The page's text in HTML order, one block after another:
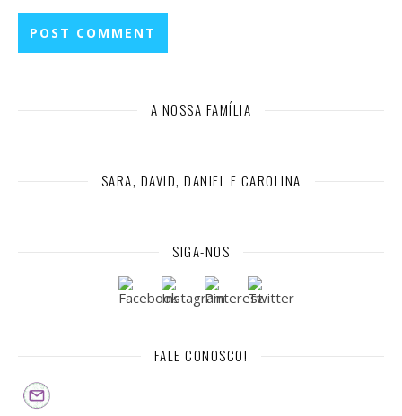
A NOSSA FAMÍLIA
SARA, DAVID, DANIEL E CAROLINA
SIGA-NOS
FALE CONOSCO!